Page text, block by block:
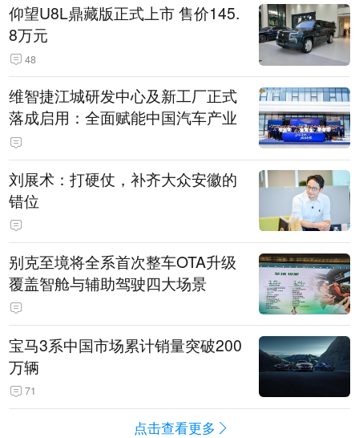
仰望U8L鼎藏版正式上市 售价145.
8万元
48
维智捷江城研发中心及新工厂正式
落成启用：全面赋能中国汽车产业
刘展术：打硬仗，补齐大众安徽的
错位
别克至境将全系首次整车OTA升级
覆盖智舱与辅助驾驶四大场景
宝马3系中国市场累计销量突破200
万辆
71
点击查看更多